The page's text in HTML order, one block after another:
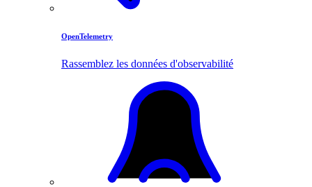
OpenTelemetry
Rassemblez les données d'observabilité